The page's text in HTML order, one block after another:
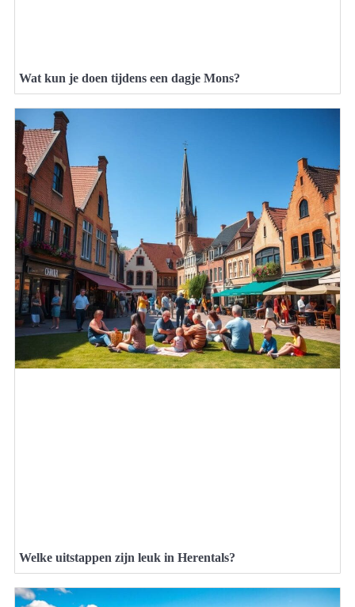
Wat kun je doen tijdens een dagje Mons?
Welke uitstappen zijn leuk in Herentals?